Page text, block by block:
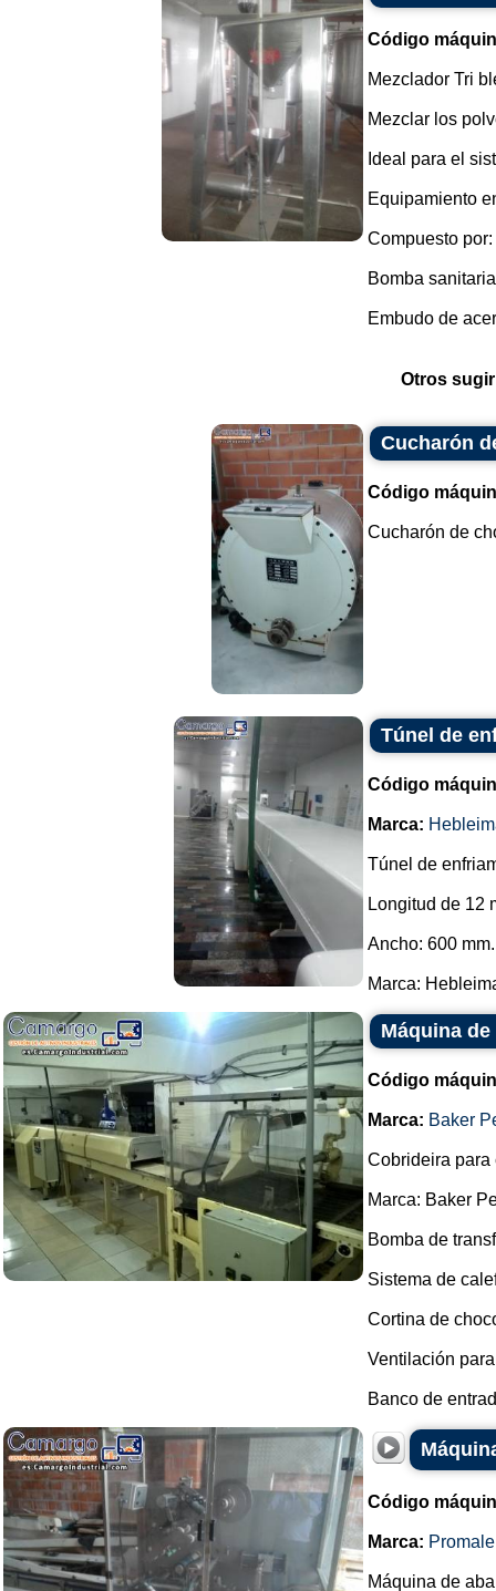
Código
Mezclador Tri
Mezclar los
Ideal para el
Equipamiento
Compuesto por:
Bomba
Embudo de
Otros
Cucharón
Código
Cucharón de
Túnel de
Código
Marca:
Túnel de
Longitud de 12
Ancho: 600 mm.
Marca:
Máquina
Código
Marca: Baker
Cobrideira para
Marca: Baker
Bomba de
Sistema de
Cortina de
Ventilación
Banco de
Código
Marca:
Máquina de